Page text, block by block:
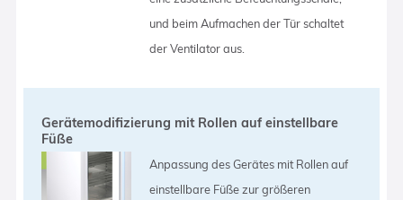
und beim Aufmachen der Tür schaltet
der Ventilator aus.
Gerätemodifizierung mit Rollen auf einstellbare
Füße
Anpassung des Gerätes mit Rollen auf
einstellbare Füße zur größeren